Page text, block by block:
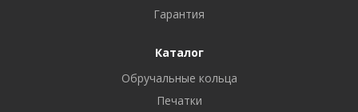
Гарантия
Каталог
Обручальные кольца
Печатки